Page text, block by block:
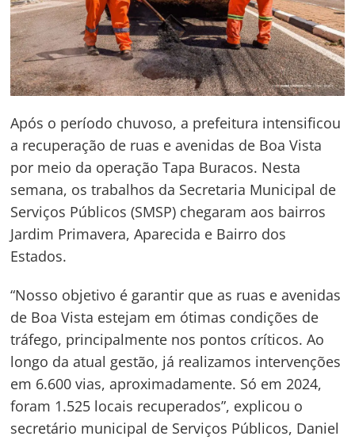
Após o período chuvoso, a prefeitura intensificou
a recuperação de ruas e avenidas de Boa Vista
por meio da operação Tapa Buracos. Nesta
semana, os trabalhos da Secretaria Municipal de
Serviços Públicos (SMSP) chegaram aos bairros
Jardim Primavera, Aparecida e Bairro dos
Estados.
“Nosso objetivo é garantir que as ruas e avenidas
de Boa Vista estejam em ótimas condições de
tráfego, principalmente nos pontos críticos. Ao
longo da atual gestão, já realizamos intervenções
em 6.600 vias, aproximadamente. Só em 2024,
foram 1.525 locais recuperados”, explicou o
secretário municipal de Serviços Públicos, Daniel